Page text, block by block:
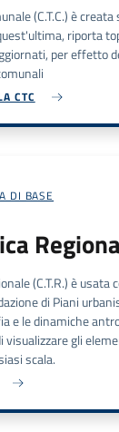
(C.T.C.) è creata
riporta
per effetto
CTC
DI BASE
(C.T.R.) è usata
di Piani
e le dinamiche
gli
scala.